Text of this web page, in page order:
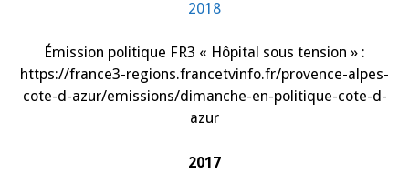
2018
Émission politique FR3 « Hôpital sous tension » :
https://france3-regions.francetvinfo.fr/provence-alpes-
cote-d-azur/emissions/dimanche-en-politique-cote-d-
azur
2017